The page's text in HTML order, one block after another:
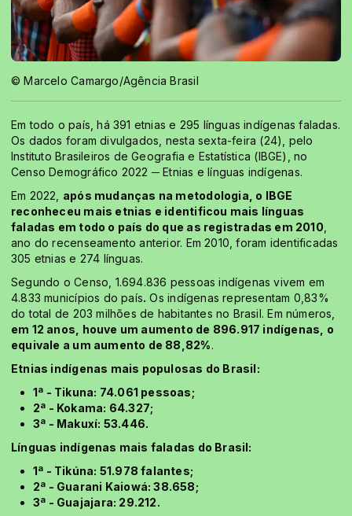
© Marcelo Camargo/Agência Brasil
Em todo o país, há 391 etnias e 295 línguas indígenas faladas.
Os dados foram divulgados, nesta sexta-feira (24), pelo
Instituto Brasileiros de Geografia e Estatística (IBGE), no
Censo Demográfico 2022 ─ Etnias e línguas indígenas.
Em 2022, após mudanças na metodologia, o IBGE
reconheceu mais etnias e identificou mais línguas
faladas em todo o país do que as registradas em 2010
ano do recenseamento anterior. Em 2010, foram identificadas
305 etnias e 274 línguas.
Segundo o Censo, 1.694.836 pessoas indígenas vivem em
4.833 municípios do país. Os indígenas representam 0,83%
do total de 203 milhões de habitantes no Brasil. Em números,
em 12 anos, houve um aumento de 896.917 indígenas, o
equivale a um aumento de 88,82%.
Etnias indígenas mais populosas do Brasil:
1ª - Tikuna: 74.061 pessoas;
2ª - Kokama: 64.327;
3ª - Makuxí: 53.446.
Línguas indígenas mais faladas do Brasil:
1ª - Tikúna: 51.978 falantes;
2ª - Guarani Kaiowá: 38.658;
3ª - Guajajara: 29.212.